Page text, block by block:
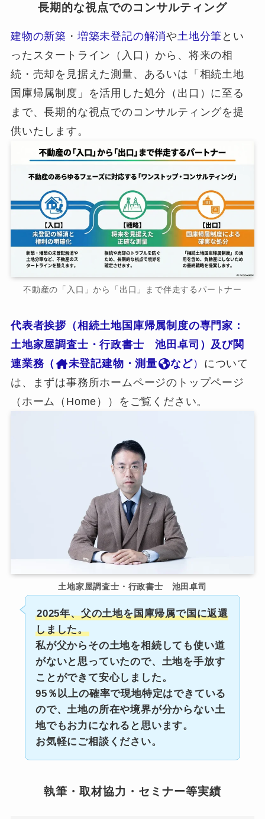
長期的な視点でのコンサルティング
建物の新築 ・ 増築未登記の解消や 土地分筆 とい
ったスタートライン（入口）から、将来の相
続・売却を見据えた測量、あるいは「相続土地
国庫帰属制度」を活用した処分（出口）に至る
まで、長期的な視点でのコンサルティングを提
供いたします。
不動産の「入口」から「出口」まで伴走するパートナー
代表者挨拶（相続土地国庫帰属制度の専門家：
土地家屋調査士・行政書士 池田卓司）及び関
連業務（
未登記建物・測量 など） について
は、まずは事務所ホームページのトップページ
（ホーム（Home））をご覧ください。
土地家屋調査士・行政書士 池田卓司
2025年、父の土地を国庫帰属で国に返還
しました。
私が父からその土地を相続しても使い道
がないと思っていたので、土地を手放す
ことができて安心しました。
95％以上の確率で現地特定はできている
ので、土地の所在や境界が分からない土
地でもお力になれると思います。
お気軽にご相談ください。
執筆・取材協力・セミナー等実績